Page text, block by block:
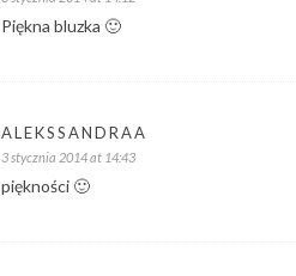
Piękna bluzka 🙂
ALEKSSANDRAA
3 stycznia 2014 at 14:43
piękności 🙂